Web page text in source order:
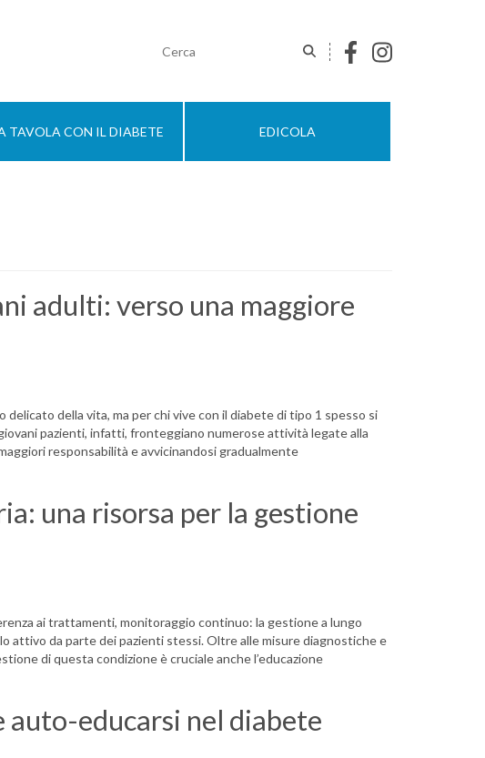
TAVOLA CON IL DIABETE EDICOLA
adulti: verso una maggiore
delicato della vita, ma per chi vive con il diabete di tipo 1 spesso si
pazienti, infatti, fronteggiano numerose attività legate alla
responsabilità e avvicinandosi gradualmente
una risorsa per la gestione
ai trattamenti, monitoraggio continuo: la gestione a lungo
attivo da parte dei pazienti stessi. Oltre alle misure diagnostiche e
di questa condizione è cruciale anche l’educazione
auto-educarsi nel diabete